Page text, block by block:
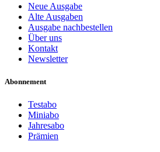
Neue Ausgabe
Alte Ausgaben
Ausgabe nachbestellen
Über uns
Kontakt
Newsletter
Abonnement
Testabo
Miniabo
Jahresabo
Prämien